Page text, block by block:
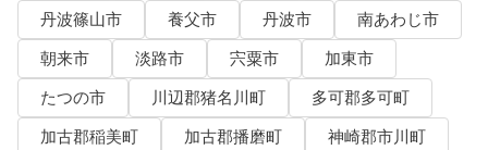
丹波篠山市
養父市 丹波市
南あわじ市
朝来市
淡路市 宍粟市
加東市
たつの市
川辺郡猪名川町
多可郡多可町
加古郡稲美町
加古郡播磨町
神崎郡市川町